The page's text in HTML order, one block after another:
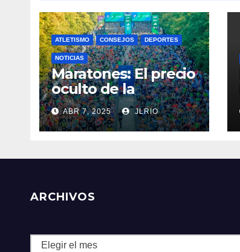
ATLETISMO CONSEJOS DEPORTES
NOTICIAS
Maratones: El precio
oculto de la
resistencia
ABR 7, 2025 JLRIO
ARCHIVOS
Archivos